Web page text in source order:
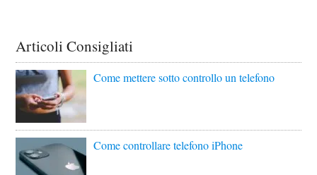
Articoli Consigliati
Come mettere sotto controllo un telefono
Come controllare telefono iPhone